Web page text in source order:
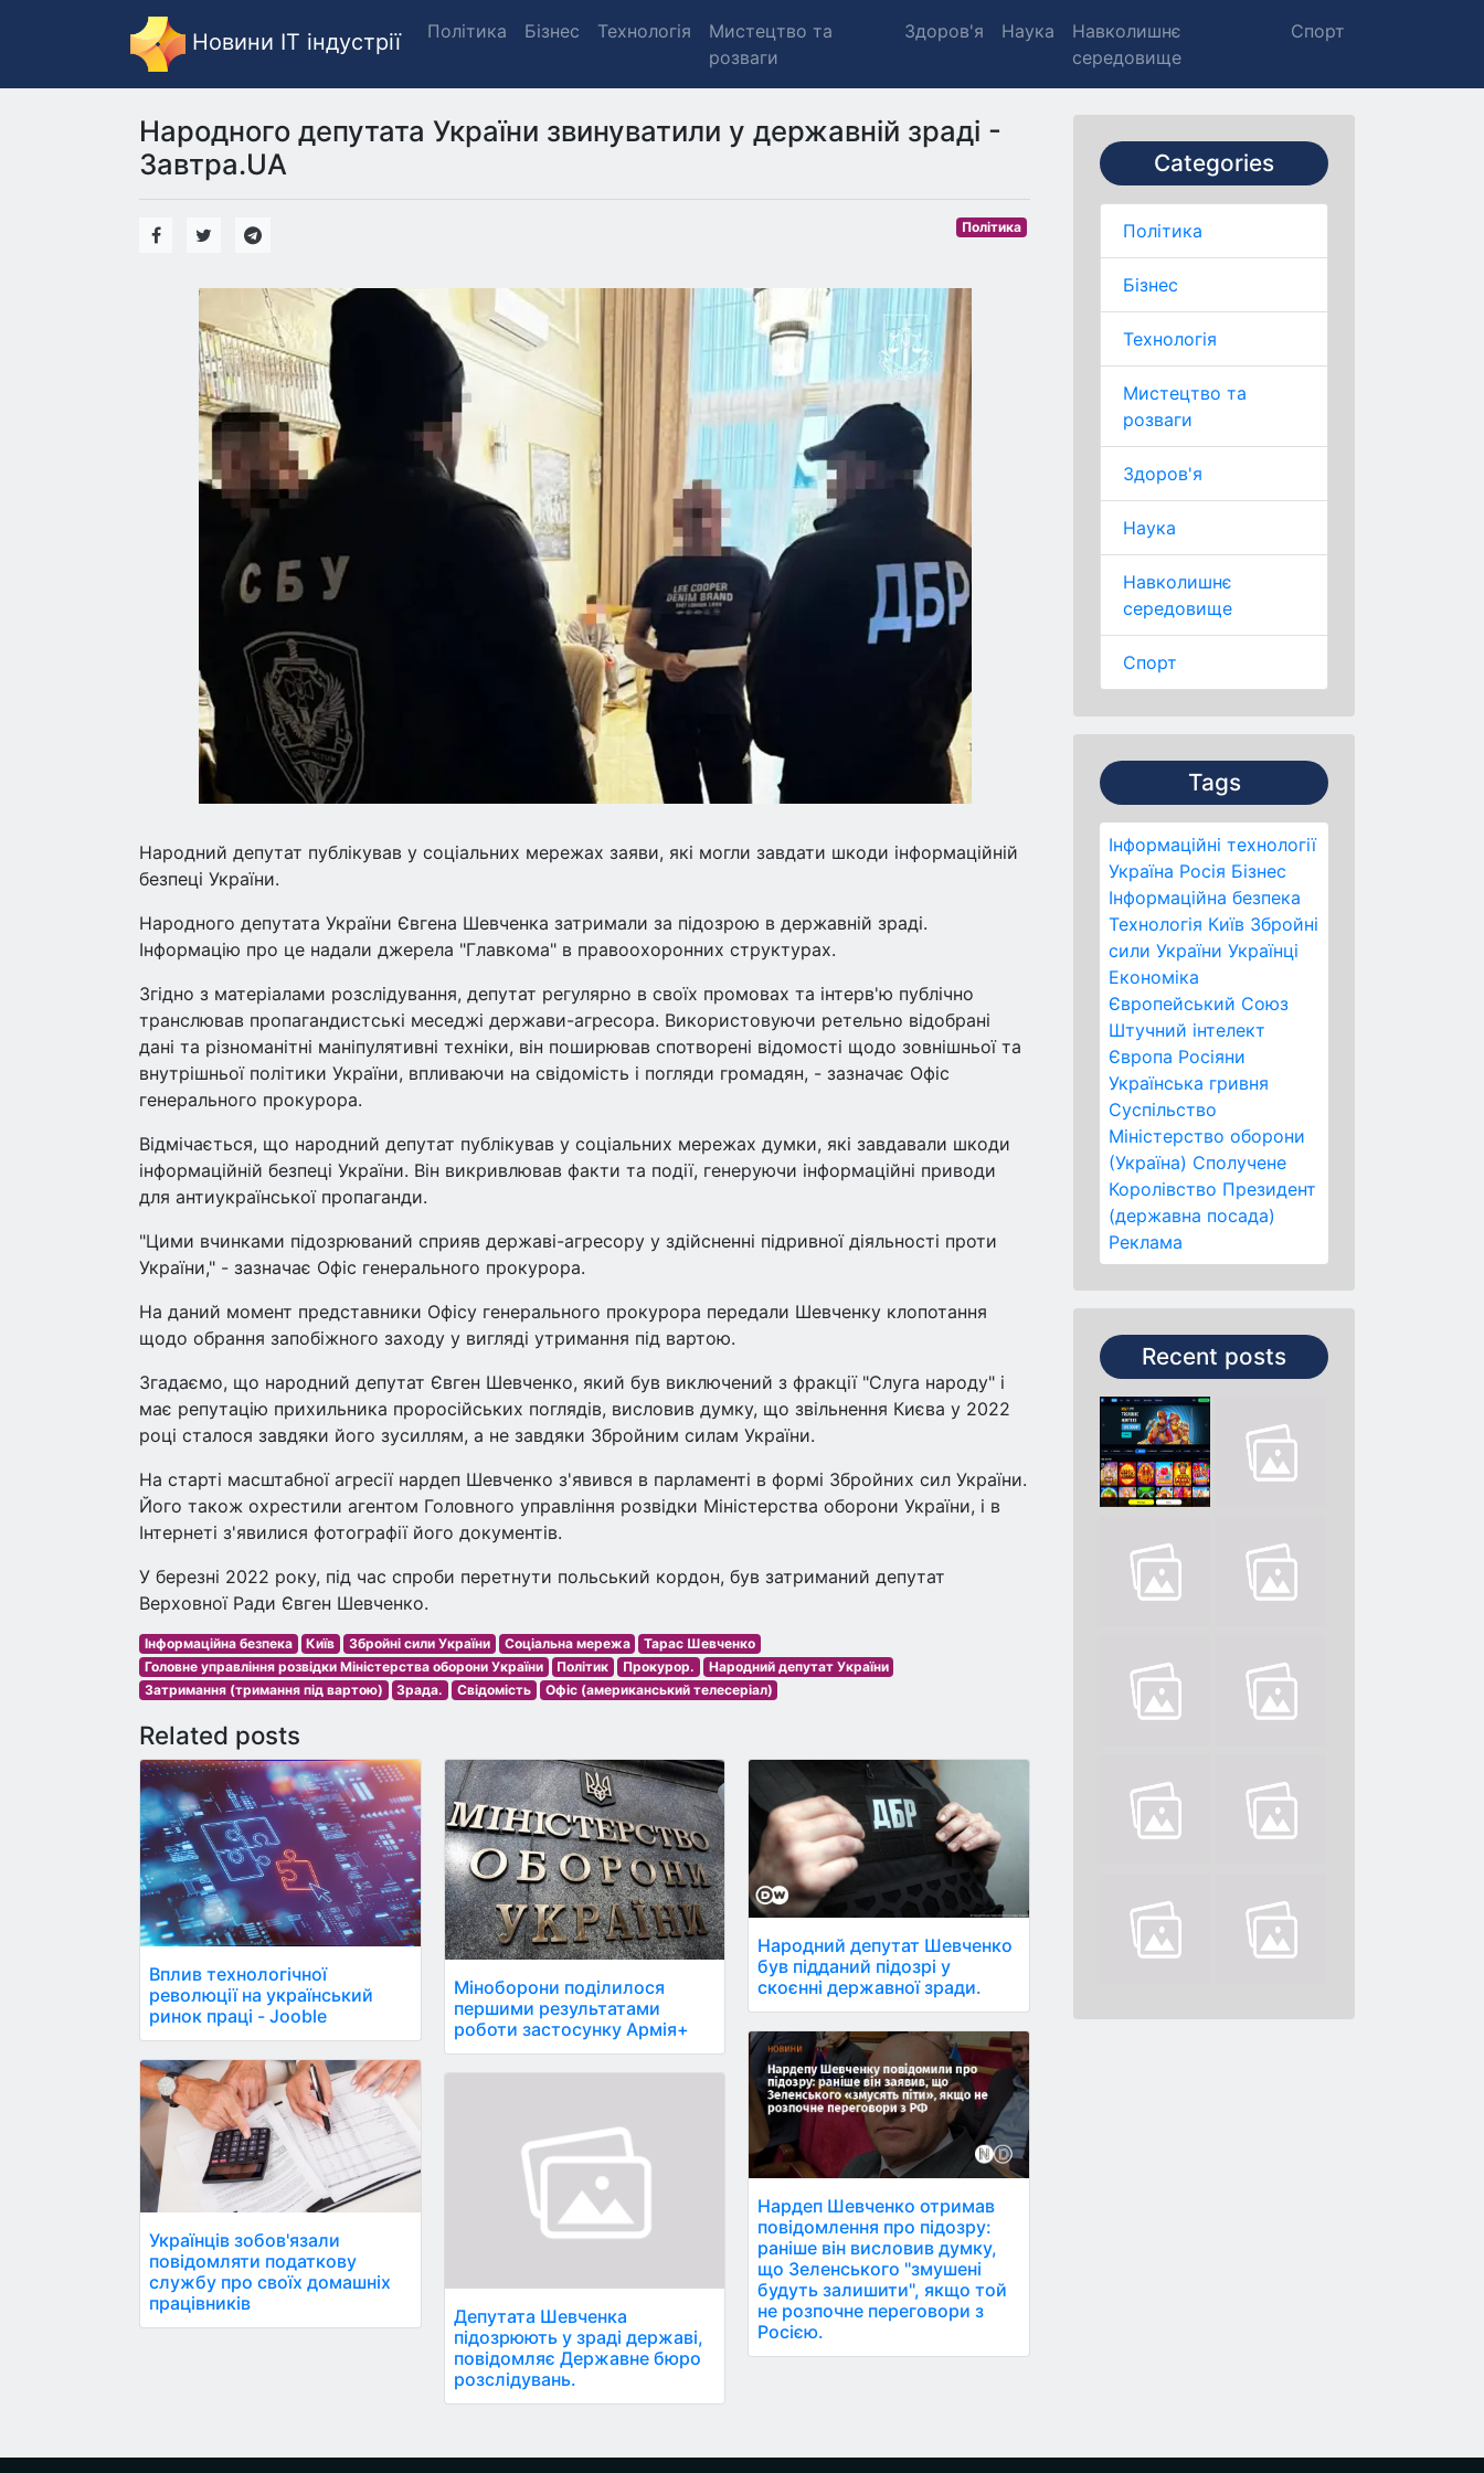
Новини IT індустрії Політика Бізнес Технологія
Мистецтво та
розваги
Здоров'я Наука
Навколишнє
середовище
Спорт
Categories
Політика
Бізнес
Технологія
Мистецтво та
розваги
Здоров'я
Наука
Навколишнє
середовище
Спорт
Tags
Інформаційні технології
Україна Росія Бізнес
Інформаційна безпека
Технологія Київ Збройні
сили України Українці
Економіка
Європейський Союз
Штучний інтелект
Європа Росіяни
Українська гривня
Суспільство
Міністерство оборони
(Україна) Сполучене
Королівство Президент
(державна посада)
Реклама
Recent posts
Народного депутата України звинуватили у державній зраді -
Завтра.UA
Політика
Народний депутат публікував у соціальних мережах заяви, які могли завдати шкоди інформаційній
безпеці України.
Народного депутата України Євгена Шевченка затримали за підозрою в державній зраді.
Інформацію про це надали джерела "Главкома" в правоохоронних структурах.
Згідно з матеріалами розслідування, депутат регулярно в своїх промовах та інтерв'ю публічно
транслював пропагандистські меседжі держави-агресора. Використовуючи ретельно відобрані
дані та різноманітні маніпулятивні техніки, він поширював спотворені відомості щодо зовнішньої та
внутрішньої політики України, впливаючи на свідомість і погляди громадян, - зазначає Офіс
генерального прокурора.
Відмічається, що народний депутат публікував у соціальних мережах думки, які завдавали шкоди
інформаційній безпеці України. Він викривлював факти та події, генеруючи інформаційні приводи
для антиукраїнської пропаганди.
"Цими вчинками підозрюваний сприяв державі-агресору у здійсненні підривної діяльності проти
України," - зазначає Офіс генерального прокурора.
На даний момент представники Офісу генерального прокурора передали Шевченку клопотання
щодо обрання запобіжного заходу у вигляді утримання під вартою.
Згадаємо, що народний депутат Євген Шевченко, який був виключений з фракції "Слуга народу" і
має репутацію прихильника проросійських поглядів, висловив думку, що звільнення Києва у 2022
році сталося завдяки його зусиллям, а не завдяки Збройним силам України.
На старті масштабної агресії нардеп Шевченко з'явився в парламенті в формі Збройних сил України.
Його також охрестили агентом Головного управління розвідки Міністерства оборони України, і в
Інтернеті з'явилися фотографії його документів.
У березні 2022 року, під час спроби перетнути польський кордон, був затриманий депутат
Верховної Ради Євген Шевченко.
Інформаційна безпека Київ Збройні сили України Соціальна мережа
Тарас Шевченко
Головне управління розвідки Міністерства оборони України
Політик Прокурор.
Народний депутат України
Затримання (тримання під вартою)
Зрада. Свідомість Офіс (американський телесеріал)
Related posts
Вплив технологічної
революції на український
ринок праці - Jooble
Українців зобов'язали
повідомляти податкову
службу про своїх домашніх
працівників
Міноборони поділилося
першими результатами
роботи застосунку Армія+
Депутата Шевченка
підозрюють у зраді державі,
повідомляє Державне бюро
розслідувань.
Народний депутат Шевченко
був підданий підозрі у
скоєнні державної зради.
Нардеп Шевченко отримав
повідомлення про підозру:
раніше він висловив думку,
що Зеленського "змушені
будуть залишити", якщо той
не розпочне переговори з
Росією.